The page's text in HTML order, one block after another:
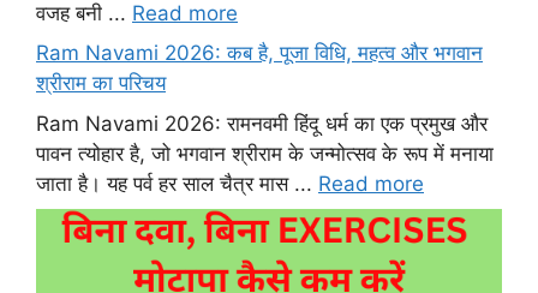
वजह बनी ... Read more
Ram Navami 2026: कब है, पूजा विधि, महत्व और भगवान
श्रीराम का परिचय
Ram Navami 2026: रामनवमी हिंदू धर्म का एक प्रमुख और
पावन त्योहार है, जो भगवान श्रीराम के जन्मोत्सव के रूप में मनाया
जाता है। यह पर्व हर साल चैत्र मास ... Read more